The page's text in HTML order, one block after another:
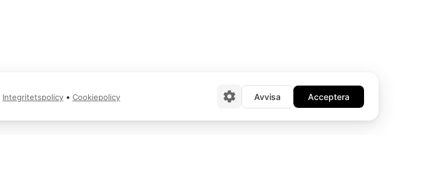
Integritetspolicy • Cookiepolicy Avvisa Acceptera